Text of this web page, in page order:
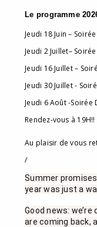
Le programme
Jeudi 18 Juin –
Jeudi 2 Juillet–
Jeudi 16 Juillet –
Jeudi 30 Juillet -
Jeudi 6 Août -
Rendez-vous à 19H!!
Au plaisir de vous
/
Summer
year was just a
Good news:
are coming back,